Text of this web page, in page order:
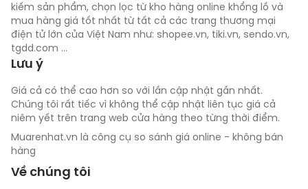
kiếm sản phẩm, chọn lọc từ kho hàng online khổng lồ và
mua hàng giá tốt nhất từ tất cả các trang thương mại
điện tử lớn của Việt Nam như: shopee.vn, tiki.vn, sendo.vn,
tgdd.com ...
Về chúng tôi
Lưu ý
Giá cả có thể cao hơn so với lần cập nhật gần nhất.
Chúng tôi rất tiếc vì không thể cập nhật liên tục giá cả
niêm yết trên trang web cửa hàng theo từng thời điểm.
Muarenhat.vn là công cụ so sánh giá online - không bán
hàng